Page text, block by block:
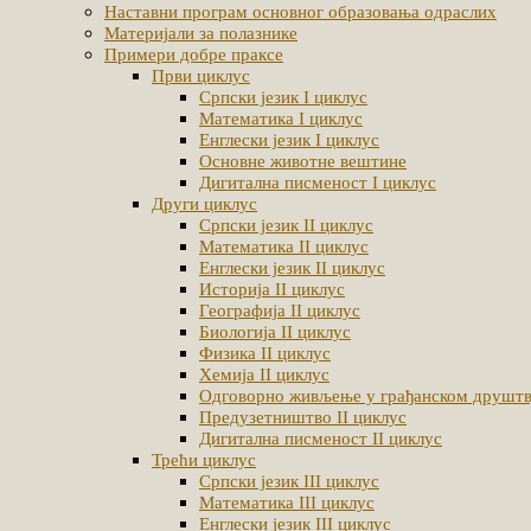
Наставни програм основног образовања одраслих
Материјали за полазнике
Примери добре праксе
Први циклус
Српски језик I циклус
Математика I циклус
Енглески језик I циклус
Основне животне вештине
Дигитална писменост I циклус
Други циклус
Српски језик II циклус
Математика II циклус
Енглески језик II циклус
Историја II циклус
Географија II циклус
Биологија II циклус
Физика II циклус
Хемија II циклус
Одговорно живљење у грађанском
Предузетништво II циклус
Дигитална писменост II циклус
Трећи циклус
Српски језик III циклус
Математика III циклус
Енглески језик III циклус